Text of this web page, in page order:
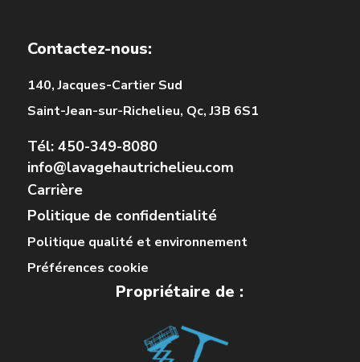
Contactez-nous:
140, Jacques-Cartier Sud
Saint-Jean-sur-Richelieu, Qc, J3B 6S1
Tél: 450-349-8080
info@lavagehautrichelieu.com
Carrière
Politique de confidentialité
Politique qualité et environnement
Préférences cookie
Propriétaire de :